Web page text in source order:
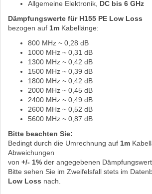
Allgemeine Elektronik, DC bis 6 GHz
Dämpfungswerte für H155 PE Low Loss
bezogen auf 1m Kabellänge:
800 MHz ~ 0,28 dB
1000 MHz ~ 0,31 dB
1300 MHz ~ 0,42 dB
1500 MHz ~ 0,39 dB
1800 MHz ~ 0,42 dB
2000 MHz ~ 0,45 dB
2400 MHz ~ 0,49 dB
2600 MHz ~ 0,52 dB
5600 MHz ~ 0,87 dB
Bitte beachten Sie:
Bedingt durch die Umrechnung auf 1m
Abweichungen
von +/- 1% der angegebenen
Bitte sehen Sie im Zweifelsfall stets im
Low Loss nach.